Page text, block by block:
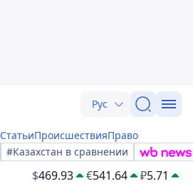
Рус
СтатьиПроисшествияПраво
#Казахстан в сравнении
$469.93 €541.64 ₽5.71